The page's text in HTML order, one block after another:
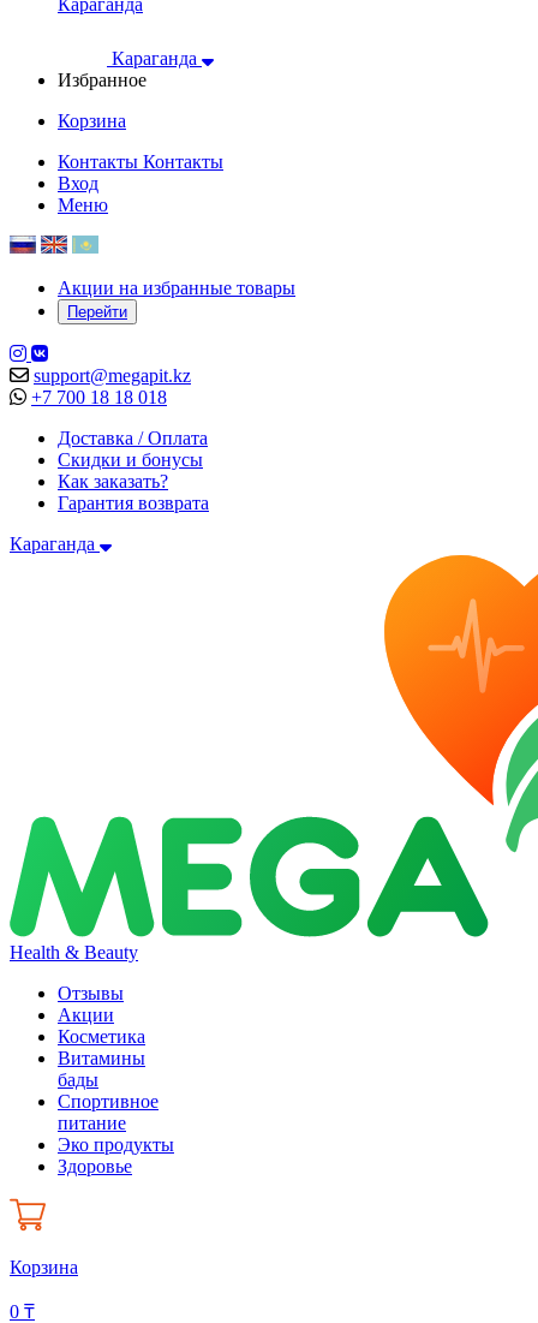
Караганда
Избранное
Корзина
Контакты Контакты
Вход
Меню
Акции на избранные товары
Перейти
support@megapit.kz
+7 700 18 18 018
Доставка / Оплата
Скидки и бонусы
Как заказать?
Гарантия возврата
Караганда
Health & Beauty
Отзывы
Акции
Косметика
Витамины
бады
Спортивное
питание
Эко продукты
Здоровье
Корзина
0 ₸